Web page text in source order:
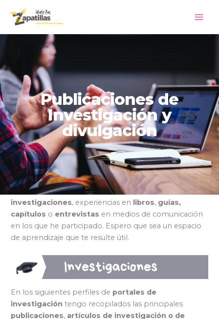
contenido
Publicaciones de
Investigación y
divulgación
En esta sección podrás encontrar
artículos,
investigaciones, experiencias en libros, guías,
capítulos o entrevistas en medios de comunicación
en los que he participado. Espero que sea un espacio
de aprendizaje que te resulte útil.
En los siguientes perfiles de portales de
investigacióntengo recopilados las principales
publicaciones, artículos de investigación o de